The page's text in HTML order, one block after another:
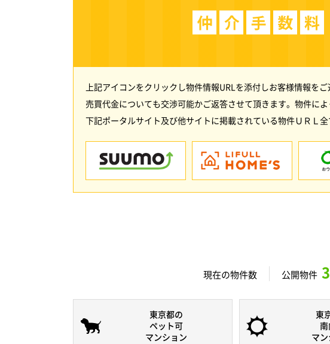
上記アイコンをクリックし物件情報URLを添付しお客様情報を
売買代金についても交渉可能かご返答させて頂きます。物件に
下記ポータルサイト及び他サイトに掲載されている物件ＵＲＬ
現在の物件数 公開物件
東京都の
ペット可
マンション
東
南
マ